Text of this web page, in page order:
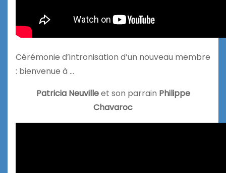
Cérémonie d’intronisation d’un nouveau membre
: bienvenue à …
Patricia Neuvilleet son parrain Philippe
Chavaroc